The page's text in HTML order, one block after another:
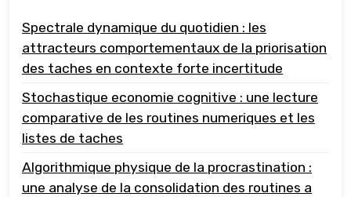
Spectrale dynamique du quotidien : les
attracteurs comportementaux de la priorisation
des taches en contexte forte incertitude
Stochastique economie cognitive : une lecture
comparative de les routines numeriques et les
listes de taches
Algorithmique physique de la procrastination :
une analyse de la consolidation des routines a